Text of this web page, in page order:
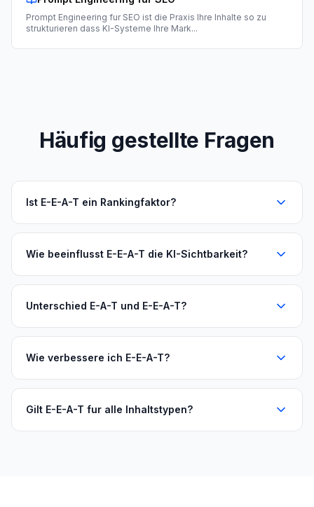
Prompt Engineering fur SEO ist die Praxis Ihre Inhalte so zu
strukturieren dass KI-Systeme Ihre Mark...
Häufig gestellte Fragen
Ist E-E-A-T ein Rankingfaktor?
Wie beeinflusst E-E-A-T die KI-Sichtbarkeit?
Unterschied E-A-T und E-E-A-T?
Wie verbessere ich E-E-A-T?
Gilt E-E-A-T fur alle Inhaltstypen?